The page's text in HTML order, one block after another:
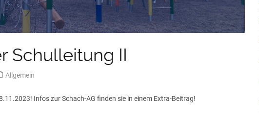
Schulleitung II
Allgemein
Infos zur Schach-AG finden sie in einem Extra-Beitrag!